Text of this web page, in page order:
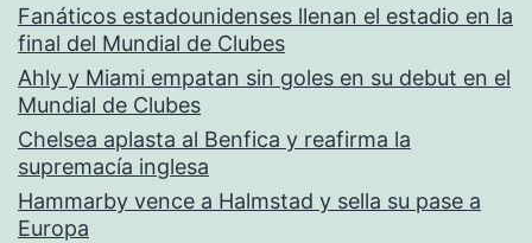
Fanáticos estadounidenses llenan el estadio en la
final del Mundial de Clubes
Ahly y Miami empatan sin goles en su debut en el
Mundial de Clubes
Chelsea aplasta al Benfica y reafirma la
supremacía inglesa
Hammarby vence a Halmstad y sella su pase a
Europa